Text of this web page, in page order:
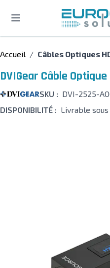
Accueil / Câbles Optiques
DVIGear Câble
SKU : DVI-2525-
DISPONIBILITÉ : Livrable